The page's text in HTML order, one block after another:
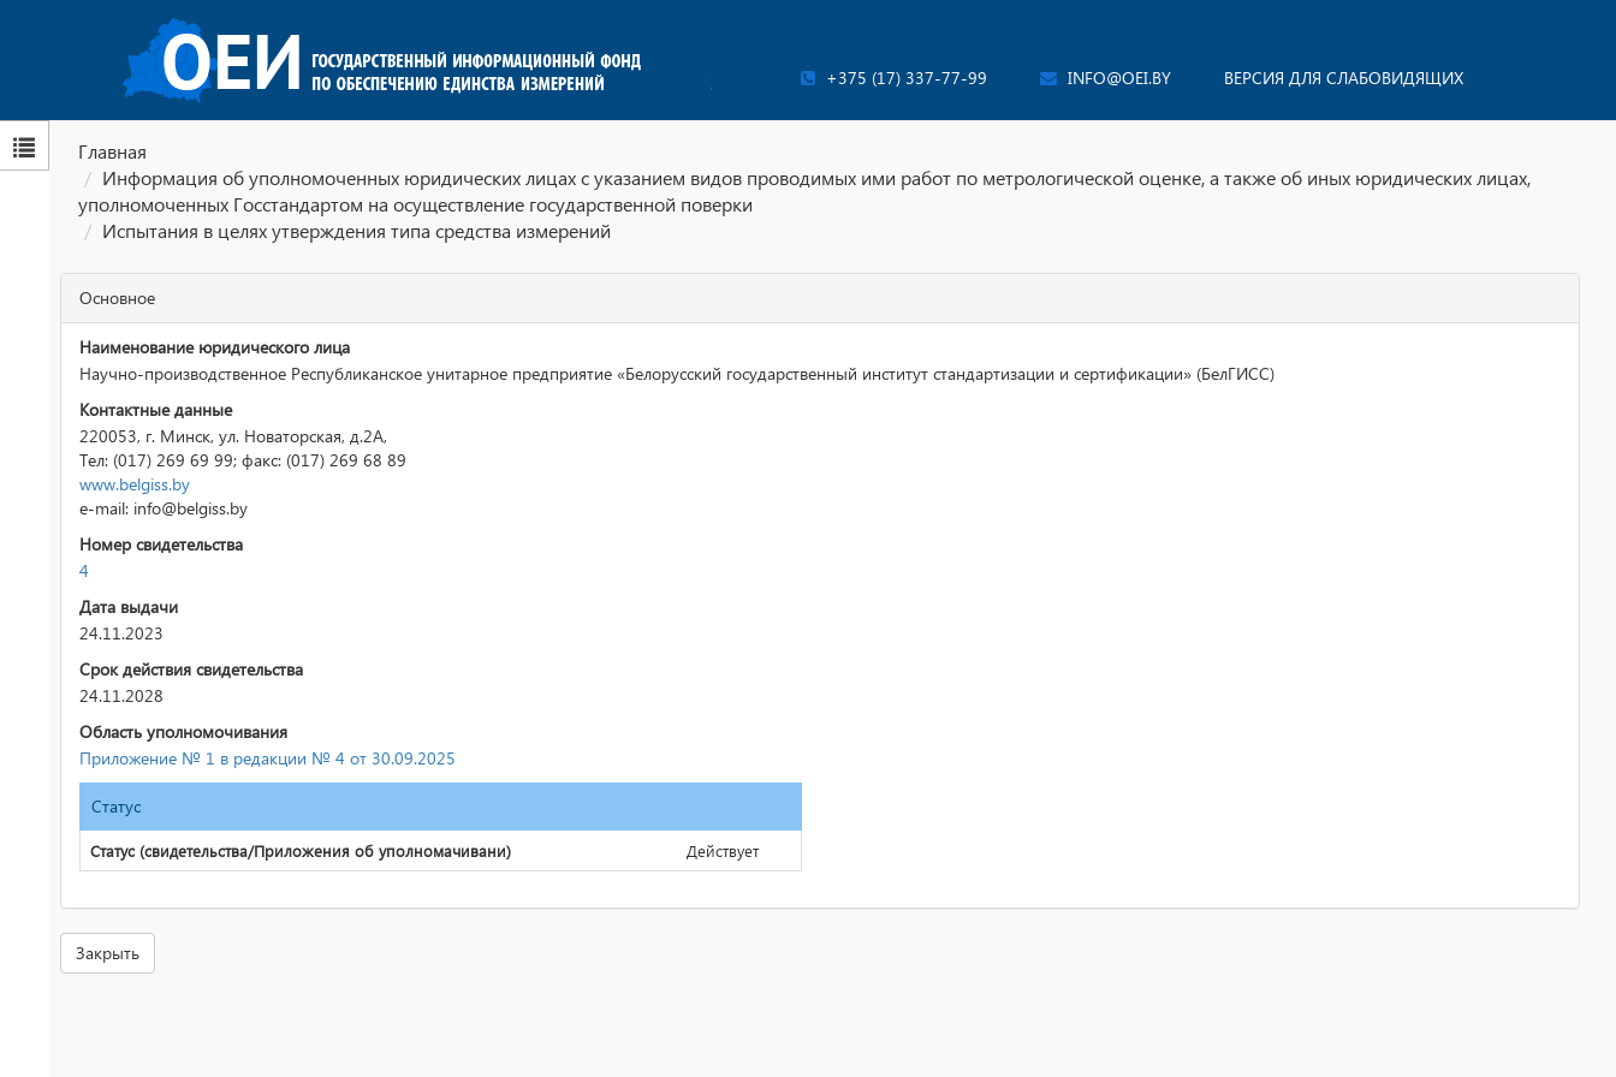
+375 (17) 337-77-99 INFO@OEI.BY ВЕРСИЯ ДЛЯ СЛАБОВИДЯЩИХ
Главная
Информация об уполномоченных юридических лицах с указанием видов проводимых ими работ по метрологической оценке, а также об иных юридических лицах,
уполномоченных Госстандартом на осуществление государственной поверки
Испытания в целях утверждения типа средства измерений
Основное
Наименование юридического лица
Научно-производственное Республиканское унитарное предприятие «Белорусский государственный институт стандартизации и сертификации» (БелГИСС)
Контактные данные
220053, г. Минск, ул. Новаторская, д.2А,
Тел: (017) 269 69 99; факс: (017) 269 68 89
www.belgiss.by
e-mail: info@belgiss.by
Номер свидетельства
4
Дата выдачи
24.11.2023
Срок действия свидетельства
24.11.2028
Область уполномочивания
Приложение № 1 в редакции № 4 от 30.09.2025
Статус
Статус (свидетельства/Приложения об уполномачивани) Действует
Закрыть